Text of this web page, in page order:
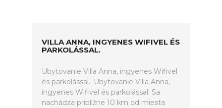
VILLA ANNA, INGYENES WIFIVEL ÉS
PARKOLÁSSAL.
Ubytovanie Villa Anna, ingyenes Wifivel
és parkolással.. Ubytovanie Villa Anna,
ingyenes Wifivel és parkolással. Sa
nachádza približne 10 km od miesta